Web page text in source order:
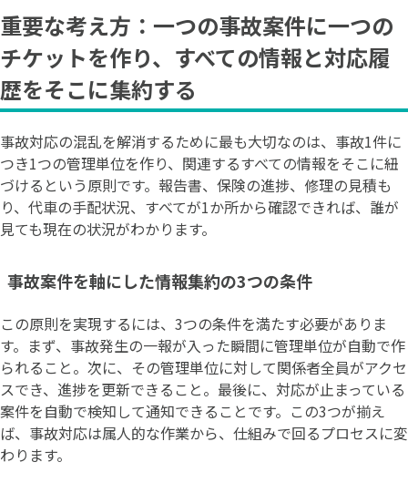
重要な考え方：一つの事故案件に一つの
チケットを作り、すべての情報と対応履
歴をそこに集約する
事故対応の混乱を解消するために最も大切なのは、事故1件に
つき1つの管理単位を作り、関連するすべての情報をそこに紐
づけるという原則です。報告書、保険の進捗、修理の見積も
り、代車の手配状況、すべてが1か所から確認できれば、誰が
見ても現在の状況がわかります。
事故案件を軸にした情報集約の3つの条件
この原則を実現するには、3つの条件を満たす必要がありま
す。まず、事故発生の一報が入った瞬間に管理単位が自動で作
られること。次に、その管理単位に対して関係者全員がアクセ
スでき、進捗を更新できること。最後に、対応が止まっている
案件を自動で検知して通知できることです。この3つが揃え
ば、事故対応は属人的な作業から、仕組みで回るプロセスに変
わります。